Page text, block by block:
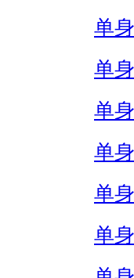
单
单
单
单
单
单